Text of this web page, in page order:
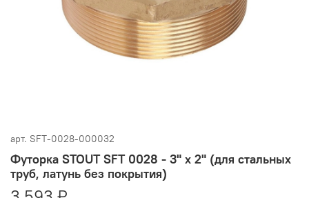
арт. SFT-0028-000032
Футорка STOUT SFT 0028 - 3" x 2" (для стальных
труб, латунь без покрытия)